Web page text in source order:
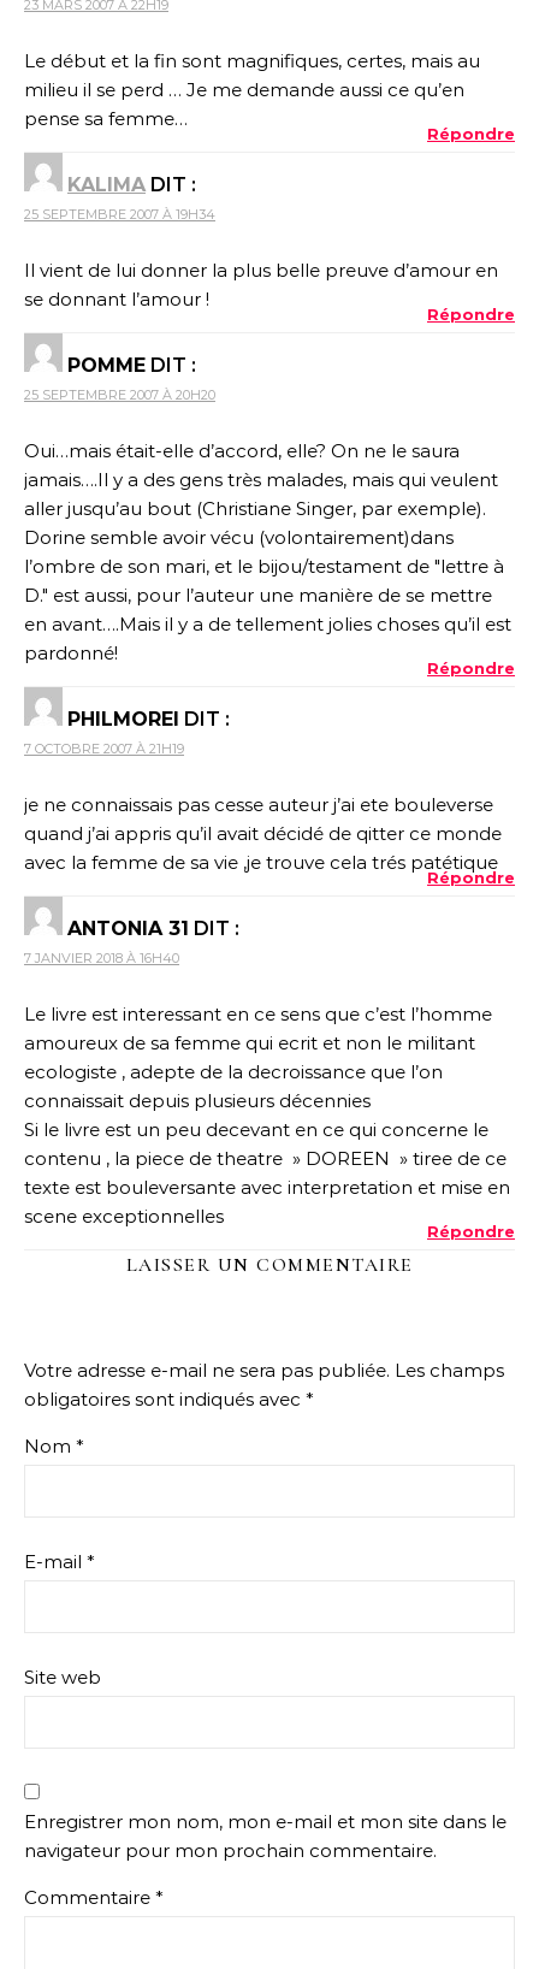
23 MARS 2007 À 22H19
Le début et la fin sont magnifiques, certes, mais au
milieu il se perd … Je me demande aussi ce qu’en
pense sa femme…
Répondre
KALIMA DIT :
25 SEPTEMBRE 2007 À 19H34
Il vient de lui donner la plus belle preuve d’amour en
se donnant l’amour !
Répondre
POMME DIT :
25 SEPTEMBRE 2007 À 20H20
Oui…mais était-elle d’accord, elle? On ne le saura
jamais….Il y a des gens très malades, mais qui veulent
aller jusqu’au bout (Christiane Singer, par exemple).
Dorine semble avoir vécu (volontairement)dans
l’ombre de son mari, et le bijou/testament de "lettre à
D." est aussi, pour l’auteur une manière de se mettre
en avant….Mais il y a de tellement jolies choses qu’il est
pardonné!
Répondre
PHILMOREI DIT :
7 OCTOBRE 2007 À 21H19
je ne connaissais pas cesse auteur j’ai ete bouleverse
quand j’ai appris qu’il avait décidé de qitter ce monde
avec la femme de sa vie ,je trouve cela trés patétique
Répondre
ANTONIA 31 DIT :
7 JANVIER 2018 À 16H40
Le livre est interessant en ce sens que c’est l’homme
amoureux de sa femme qui ecrit et non le militant
ecologiste , adepte de la decroissance que l’on
connaissait depuis plusieurs décennies
Si le livre est un peu decevant en ce qui concerne le
contenu , la piece de theatre » DOREEN » tiree de ce
texte est bouleversante avec interpretation et mise en
scene exceptionnelles
Répondre
LAISSER UN COMMENTAIRE
Votre adresse e-mail ne sera pas publiée. Les champs
obligatoires sont indiqués avec *
Nom *
E-mail *
Site web
Enregistrer mon nom, mon e-mail et mon site dans le
navigateur pour mon prochain commentaire.
Commentaire *